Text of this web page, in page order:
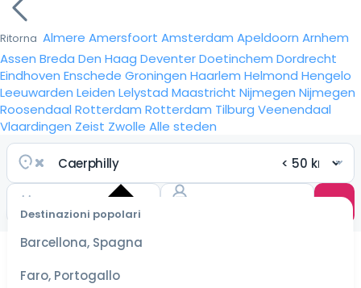
Ritorna Almere Amersfoort Amsterdam Apeldoorn Arnhem
Assen Breda Den Haag DeventerDoetinchem Dordrecht
Eindhoven Enschede Groningen Haarlem Helmond Hengelo
Leeuwarden Leiden Lelystad Maastricht Nijmegen Nijmegen
Roosendaal Rotterdam Rotterdam Tilburg Veenendaal
Vlaardingen Zeist Zwolle Alle steden
Destinazioni popolari
Barcellona, Spagna
Faro, Portogallo
Seleziona
le date
tariffe